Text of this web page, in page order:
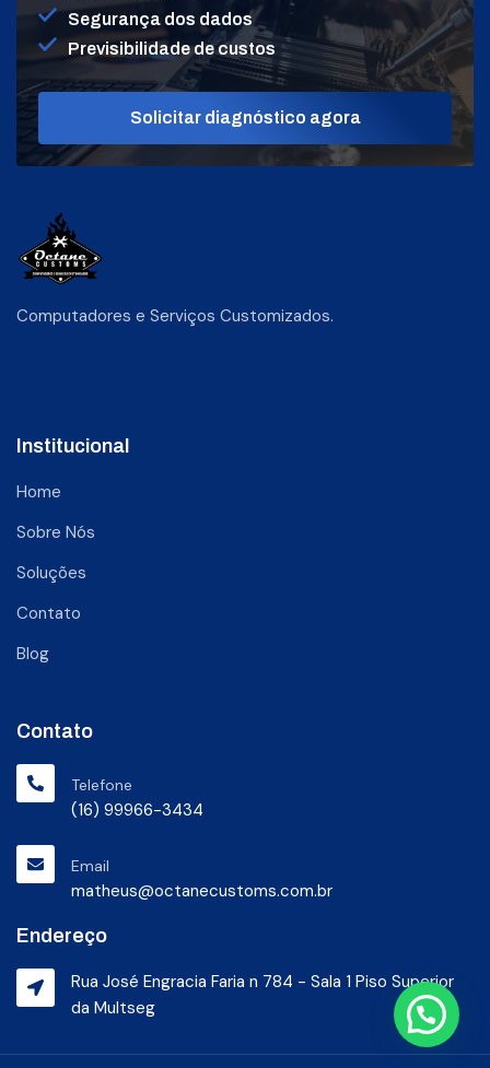
Segurança dos dados
Previsibilidade de custos
Solicitar diagnóstico agora
Computadores e Serviços Customizados.
Institucional
Home
Sobre Nós
Soluções
Contato
Blog
Contato
Telefone
(16) 99966-3434
Email
matheus@octanecustoms.com.br
Endereço
Rua José Engracia Faria n 784 - Sala 1 Piso Superior
da Multseg